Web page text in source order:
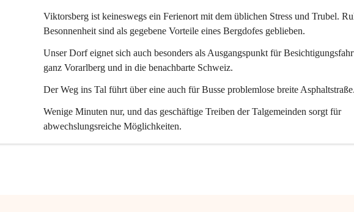
Viktorsberg ist keineswegs ein Ferienort mit dem üblichen Stress und Trubel.
Besonnenheit sind als gegebene Vorteile eines Bergdofes geblieben.
Unser Dorf eignet sich auch besonders als Ausgangspunkt für
ganz Vorarlberg und in die benachbarte Schweiz.
Der Weg ins Tal führt über eine auch für Busse problemlose breite
Wenige Minuten nur, und das geschäftige Treiben der Talgemeinden sorgt für
abwechslungsreiche Möglichkeiten.